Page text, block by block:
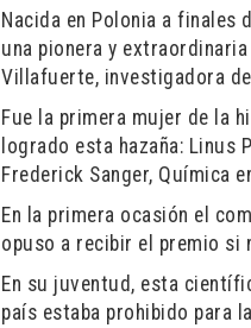
Nacida en Polonia a finales
una pionera y
Villafuerte, investigadora
Fue la primera mujer de la
logrado esta hazaña: Linus
Frederick Sanger, Química
En la primera ocasión el
opuso a recibir el premio si
En su juventud, esta
país estaba prohibido para